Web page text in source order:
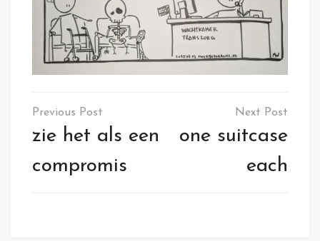
Post
navigation
zie het als een
compromis
one suitcase
each